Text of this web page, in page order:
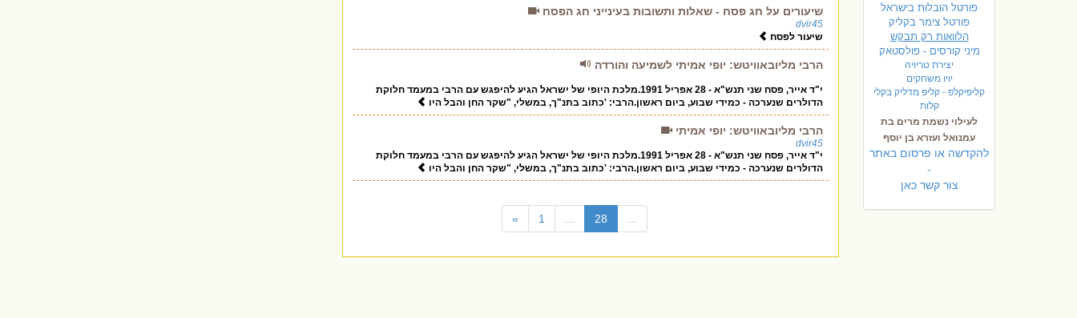
פורטל הובלות בישראל
פורטל צימר בקליק
הלוואות רק תבקש
מיני קורסים - פולסטאק
יצירת טריויה
יויו משחקים
קליפיקלפ - קליפ מדליק בקלי
קלות
לעילוי נשמת מרים בת
עמנואל ועזרא בן יוסף
להקדשה או פרסום באתר
-
צור קשר כאן
שיעורים על חג פסח - שאלות ותשובות בעינייני חג הפסח
dvir45
שיעור לפסח
הרבי מליובאוויטש: יופי אמיתי לשמיעה והורדה
י"ד אייר, פסח שני תנש"א - 28 אפריל 1991.מלכת היופי של ישראל הגיע להיפגש עם הרבי במעמד חלוקת
הדולרים שנערכה - כמידי שבוע, ביום ראשון.הרבי: 'כתוב בתנ"ך, במשלי, "שקר החן והבל היו
הרבי מליובאוויטש: יופי אמיתי
dvir45
י"ד אייר, פסח שני תנש"א - 28 אפריל 1991.מלכת היופי של ישראל הגיע להיפגש עם הרבי במעמד חלוקת
הדולרים שנערכה - כמידי שבוע, ביום ראשון.הרבי: 'כתוב בתנ"ך, במשלי, "שקר החן והבל היו
» 1 28